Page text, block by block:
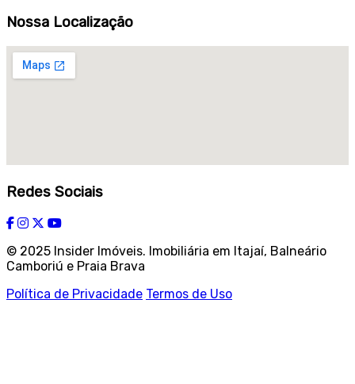
Nossa Localização
Redes Sociais
© 2025 Insider Imóveis. Imobiliária em Itajaí, Balneário
Camboriú e Praia Brava
Política de Privacidade Termos de Uso